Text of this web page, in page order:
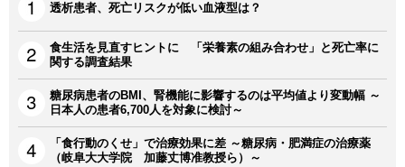
透析患者、死亡リスクが低い血液型は？
食生活を見直すヒントに 「栄養素の組み合わせ」と死亡率に
関する調査結果
糖尿病患者のBMI、腎機能に影響するのは平均値より変動幅 ～
日本人の患者6,700人を対象に検討～
「食行動のくせ」で治療効果に差 ～糖尿病・肥満症の治療薬
（岐阜大大学院 加藤丈博准教授ら）～